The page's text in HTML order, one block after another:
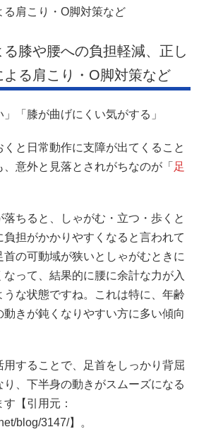
る肩こり・O脚対策など
膝や腰への負担軽減、正し
る肩こり・O脚対策など
」「膝が曲げにくい気がする」
と日常動作に支障が出てくること
意外と見落とされがちなのが「 足
ちると、しゃがむ・立つ・歩くと
担がかかりやすくなると言われて
の可動域が狭いとしゃがむときに
なって、結果的に腰に余計な力が入
な状態ですね。これは特に、年齢
動きが鈍くなりやすい方に多い傾向
用することで、足首をしっかり背屈
、下半身の動きがスムーズになる
【引用元：
blog/3147/】。